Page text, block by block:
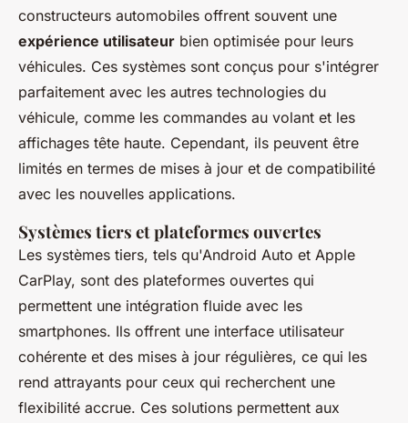
constructeurs automobiles offrent souvent une
expérience utilisateur bien optimisée pour leurs
véhicules. Ces systèmes sont conçus pour s'intégrer
parfaitement avec les autres technologies du
véhicule, comme les commandes au volant et les
affichages tête haute. Cependant, ils peuvent être
limités en termes de mises à jour et de compatibilité
avec les nouvelles applications.
Systèmes tiers et plateformes ouvertes
Les systèmes tiers, tels qu'Android Auto et Apple
CarPlay, sont des plateformes ouvertes qui
permettent une intégration fluide avec les
smartphones. Ils offrent une interface utilisateur
cohérente et des mises à jour régulières, ce qui les
rend attrayants pour ceux qui recherchent une
flexibilité accrue. Ces solutions permettent aux